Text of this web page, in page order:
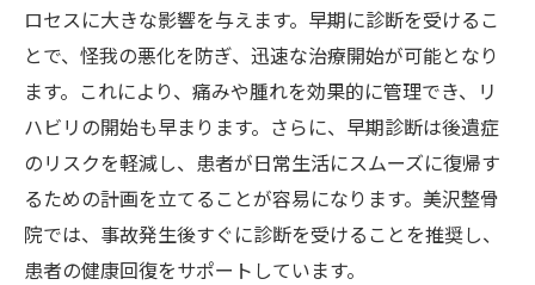
ロセスに大きな影響を与えます。早期に診断を受けるこ
とで、怪我の悪化を防ぎ、迅速な治療開始が可能となり
ます。これにより、痛みや腫れを効果的に管理でき、リ
ハビリの開始も早まります。さらに、早期診断は後遺症
のリスクを軽減し、患者が日常生活にスムーズに復帰す
るための計画を立てることが容易になります。美沢整骨
院では、事故発生後すぐに診断を受けることを推奨し、
患者の健康回復をサポートしています。